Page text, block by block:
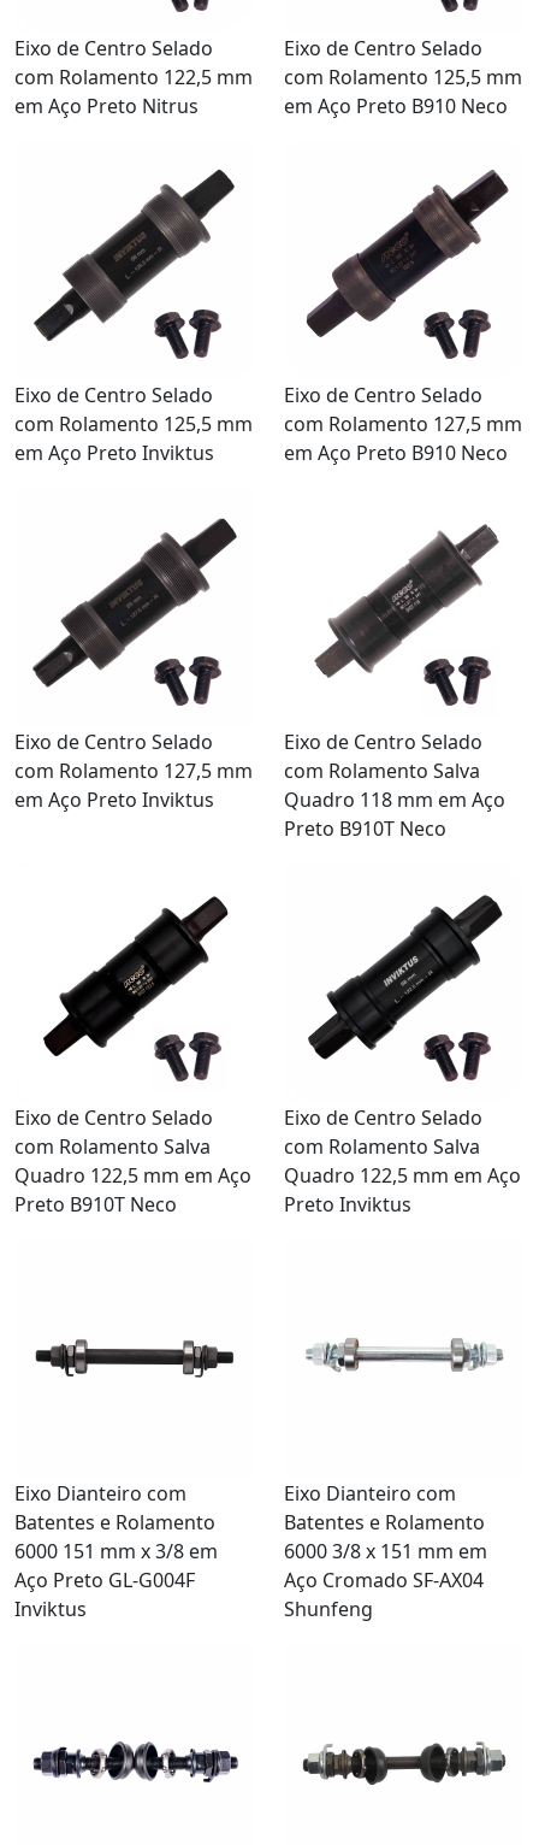
Eixo de Centro Selado
com Rolamento 122,5 mm
em Aço Preto Nitrus
Eixo de Centro Selado
com Rolamento 125,5 mm
em Aço Preto B910 Neco
Eixo de Centro Selado
com Rolamento 125,5 mm
em Aço Preto Inviktus
Eixo de Centro Selado
com Rolamento 127,5 mm
em Aço Preto B910 Neco
Eixo de Centro Selado
com Rolamento 127,5 mm
em Aço Preto Inviktus
Eixo de Centro Selado
com Rolamento Salva
Quadro 118 mm em Aço
Preto B910T Neco
Eixo de Centro Selado
com Rolamento Salva
Quadro 122,5 mm em Aço
Preto B910T Neco
Eixo de Centro Selado
com Rolamento Salva
Quadro 122,5 mm em Aço
Preto Inviktus
Eixo Dianteiro com
Batentes e Rolamento
6000 151 mm x 3/8 em
Aço Preto GL-G004F
Inviktus
Eixo Dianteiro com
Batentes e Rolamento
6000 3/8 x 151 mm em
Aço Cromado SF-AX04
Shunfeng